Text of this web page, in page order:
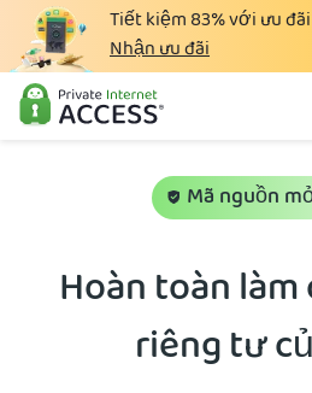
Tiết kiệm83%với ưu
Nhận ưu đãi
VPN là gì
Tải VPN
Mã nguồn
Hoàn toàn
riêng tư